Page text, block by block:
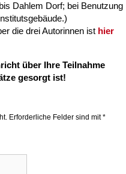
Dahlem Dorf; bei Benutzung
die drei Autorinnen ist hier
über Ihre Teilnahme
gesorgt ist!
Erforderliche Felder sind mit*